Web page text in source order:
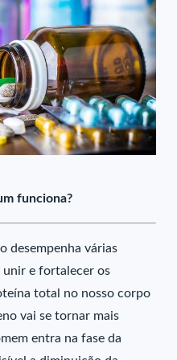
funciona?
desempenha várias
unir e fortalecer os
total no nosso corpo
vai se tornar mais
entra na fase da